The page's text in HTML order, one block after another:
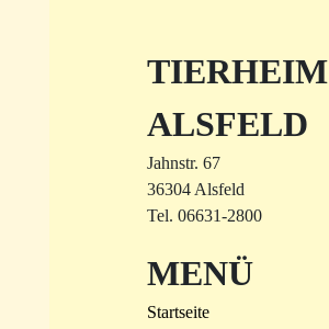
TIERHEIM
ALSFELD
Jahnstr. 67
36304 Alsfeld
Tel. 06631-2800
MENÜ
Startseite